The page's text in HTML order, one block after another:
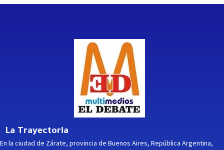
La Trayectoria
En la ciudad de Zárate, provincia de Buenos Aires, República Argentina,